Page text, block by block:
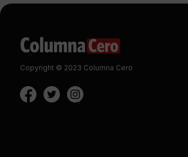
Copyright © 2023 Columna Cero